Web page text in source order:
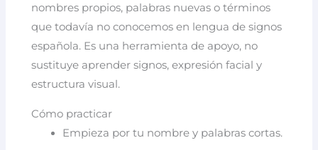
nombres propios, palabras nuevas o términos
que todavía no conocemos en lengua de signos
española. Es una herramienta de apoyo, no
sustituye aprender signos, expresión facial y
estructura visual.
Cómo practicar
Empieza por tu nombre y palabras cortas.